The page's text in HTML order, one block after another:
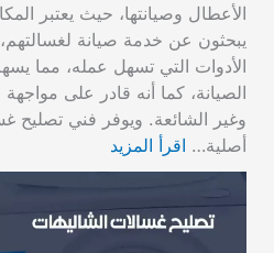
الأعطال وصيانتها، حيث يعتبر
يبحثون عن خدمة صيانة
الأدوات التي تسهل عمله، مما
الصيانة، كما أنه قادر على
وغير الشائعة. ويوفر فني تصليح
أصلية… اقرأ المزيد